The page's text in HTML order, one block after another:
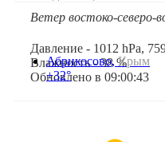
Абрикосово,Крым
+32°
Ветер востоко-северо-
Давление - 1012 hPa,
Влажность - 38 %
Обновлено в 09:00:43